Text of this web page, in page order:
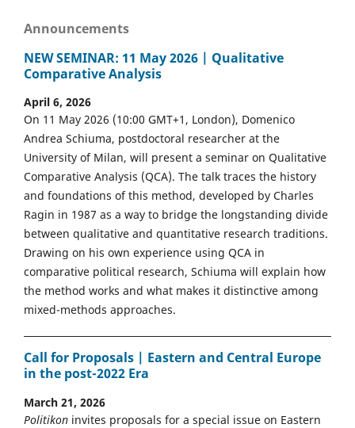
Announcements
NEW SEMINAR: 11 May 2026 | Qualitative
Comparative Analysis
April 6, 2026
On 11 May 2026 (10:00 GMT+1, London), Domenico
Andrea Schiuma, postdoctoral researcher at the
University of Milan, will present a seminar on Qualitative
Comparative Analysis (QCA). The talk traces the history
and foundations of this method, developed by Charles
Ragin in 1987 as a way to bridge the longstanding divide
between qualitative and quantitative research traditions.
Drawing on his own experience using QCA in
comparative political research, Schiuma will explain how
the method works and what makes it distinctive among
mixed-methods approaches.
Call for Proposals | Eastern and Central Europe
in the post-2022 Era
March 21, 2026
Politikon invites proposals for a special issue on Eastern